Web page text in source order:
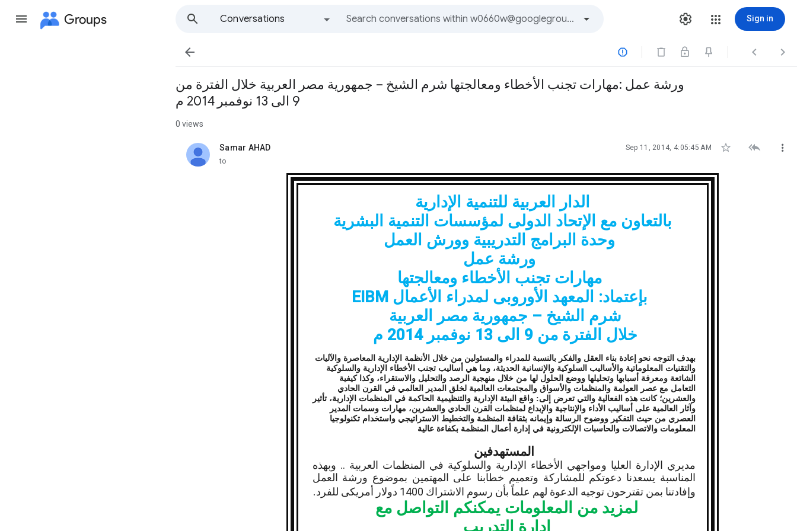
Groups
Conversations
Sign in
   
ورشة عمل :مهارات تجنب الأخطاء ومعالجتها شرم الشيخ – جمهورية مصر العربية خلال الفترة من
9 الى 13 نوفمبر 2014 م
0 views
Samar AHAD
unread, Sep 11, 2014, 4:05:45 AM   
to
الدار العربية للتنمية الإدارية
بالتعاون مع الإتحاد الدولى لمؤسسات التنمية البشرية
وحدة البرامج التدريبية وورش العمل
ورشة عمل
مهارات تجنب الأخطاء ومعالجتها
بإعتماد: المعهد الأوروبى لمدراء الأعمالEIBM
شرم الشيخ – جمهورية مصر العربية
خلال الفترة من 9 الى 13 نوفمبر 2014 م
بهدف التوجه نحو إعادة بناء العقل والفكر بالنسبة للمدراء والمسئولين من خلال الأنظمة الإدارية المعاصرة والآليات
والتقنيات المعلوماتية والأساليب السلوكية والإنسانية الحديثة، وما هي أساليب تجنب الأخطاء الإدارية والسلوكية
الشائعة ومعرفة أسبابها وتحليلها ووضع الحلول لها من خلال منهجية الرصد والتحليل والاستقراء، وكذا كيفية
التعامل مع عصر العولمة والمنظمات والأسواق والمجتمعات العالمية لخلق المدير العالمي في القرن الحادي
والعشرين؛ كانت هذه الفعالية والتي تعرض إلى: واقع البيئة الإدارية والتنظيمية الحاكمة في المنظمات الإدارية، تأثير
وآثار العالمية على أساليب الأداء والإنتاجية والإبداع لمنظمات القرن الحادي والعشرين، مهارات وسمات المدير
العصري من حيث التفكير ووضوح الرسالة وإيمانه بثقافة المنظمة والتخطيط الاستراتيجي واستخدام تكنولوجيا
المعلومات والاتصالات والحاسبات الإلكترونية في إدارة أعمال المنظمة بكفاءة عالية
المستهدفين
مديري الإدارة العليا ومواجهي الأخطاء الإدارية والسلوكية في المنظمات العربية .. وبهذه
المناسبة يسعدنا دعوتكم للمشاركة وتعميم خطابنا على المهتمين بموضوع ورشة العمل
وإفادتنا بمن تقترحون توجيه الدعوة لهم علماً بأن رسوم الاشتراك 1400 دولار أمريكى للفرد .
لمزيد من المعلومات يمكنكم التواصل مع
إدارة التدريب